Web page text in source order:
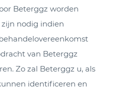
Beterggz worden
nodig indien
van Beterggz
Zo zal Beterggz u, als
identificeren en